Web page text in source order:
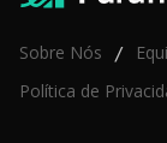
Sobre Nós /
Política de